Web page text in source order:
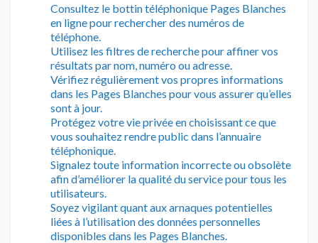
Consultez le bottin téléphonique Pages Blanches
en ligne pour rechercher des numéros de
téléphone.
Utilisez les filtres de recherche pour affiner vos
résultats par nom, numéro ou adresse.
Vérifiez régulièrement vos propres informations
dans les Pages Blanches pour vous assurer qu’elles
sont à jour.
Protégez votre vie privée en choisissant ce que
vous souhaitez rendre public dans l’annuaire
téléphonique.
Signalez toute information incorrecte ou obsolète
afin d’améliorer la qualité du service pour tous les
utilisateurs.
Soyez vigilant quant aux arnaques potentielles
liées à l’utilisation des données personnelles
disponibles dans les Pages Blanches.